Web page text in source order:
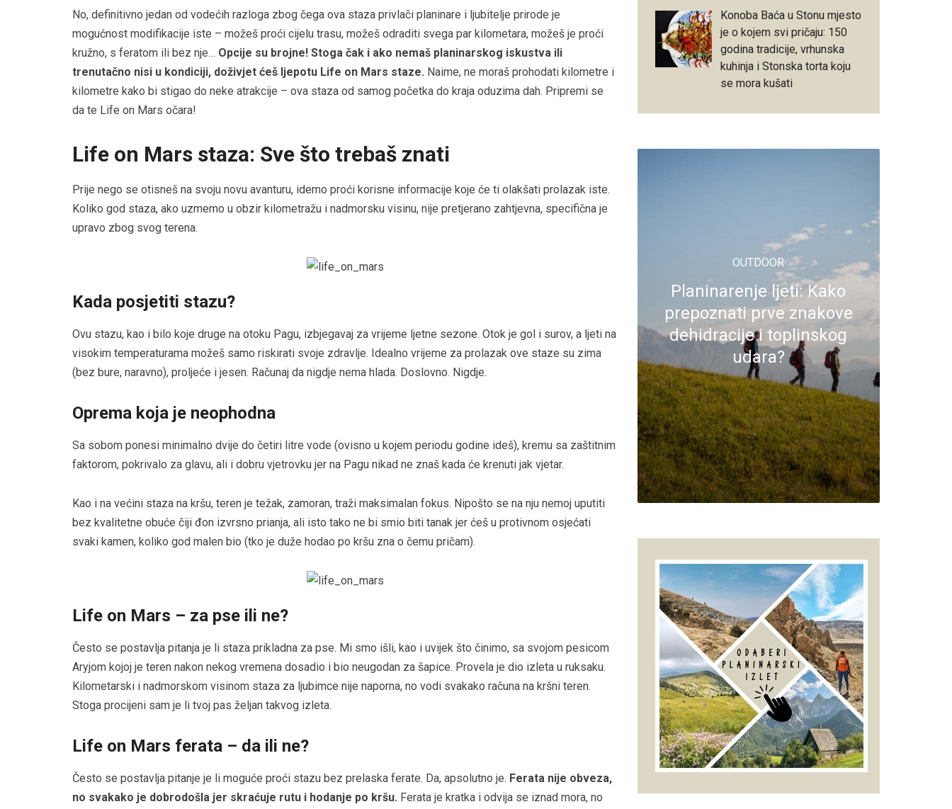
No, definitivno jedan od vodećih razloga zbog čega ova staza privlači planinare i ljubitelje prirode je
mogućnost modifikacije iste – možeš proći cijelu trasu, možeš odraditi svega par kilometara, možeš je proći
kružno, s feratom ili bez nje… Opcije su brojne! Stoga čak i ako nemaš planinarskog iskustva ili
trenutačno nisi u kondiciji, doživjet ćeš ljepotu Life on Mars staze. Naime, ne moraš prohodati kilometre i
kilometre kako bi stigao do neke atrakcije – ova staza od samog početka do kraja oduzima dah. Pripremi se
da te Life on Mars očara!
Life on Mars staza: Sve što trebaš znati
Prije nego se otisneš na svoju novu avanturu, idemo proći korisne informacije koje će ti olakšati prolazak iste.
Koliko god staza, ako uzmemo u obzir kilometražu i nadmorsku visinu, nije pretjerano zahtjevna, specifična je
upravo zbog svog terena.
Kada posjetiti stazu?
Ovu stazu, kao i bilo koje druge na otoku Pagu, izbjegavaj za vrijeme ljetne sezone. Otok je gol i surov, a ljeti na
visokim temperaturama možeš samo riskirati svoje zdravlje. Idealno vrijeme za prolazak ove staze su zima
(bez bure, naravno), proljeće i jesen. Računaj da nigdje nema hlada. Doslovno. Nigdje.
Oprema koja je neophodna
Sa sobom ponesi minimalno dvije do četiri litre vode (ovisno u kojem periodu godine ideš), kremu sa zaštitnim
faktorom, pokrivalo za glavu, ali i dobru vjetrovku jer na Pagu nikad ne znaš kada će krenuti jak vjetar.
Kao i na većini staza na kršu, teren je težak, zamoran, traži maksimalan fokus. Nipošto se na nju nemoj uputiti
bez kvalitetne obuće čiji đon izvrsno prianja, ali isto tako ne bi smio biti tanak jer ćeš u protivnom osjećati
svaki kamen, koliko god malen bio (tko je duže hodao po kršu zna o čemu pričam).
Life on Mars – za pse ili ne?
Često se postavlja pitanja je li staza prikladna za pse. Mi smo išli, kao i uvijek što činimo, sa svojom pesicom
Aryjom kojoj je teren nakon nekog vremena dosadio i bio neugodan za šapice. Provela je dio izleta u ruksaku.
Kilometarski i nadmorskom visinom staza za ljubimce nije naporna, no vodi svakako računa na kršni teren.
Stoga procijeni sam je li tvoj pas željan takvog izleta.
Life on Mars ferata – da ili ne?
Često se postavlja pitanje je li moguće proći stazu bez prelaska ferate. Da, apsolutno je. Ferata nije obveza,
no svakako je dobrodošla jer skraćuje rutu i hodanje po kršu. Ferata je kratka i odvija se iznad mora, no
Konoba Baća u Stonu mjesto
je o kojem svi pričaju: 150
godina tradicije, vrhunska
kuhinja i Stonska torta koju
se mora kušati
OUTDOOR
Planinarenje ljeti: Kako
prepoznati prve znakove
dehidracije i toplinskog
udara?